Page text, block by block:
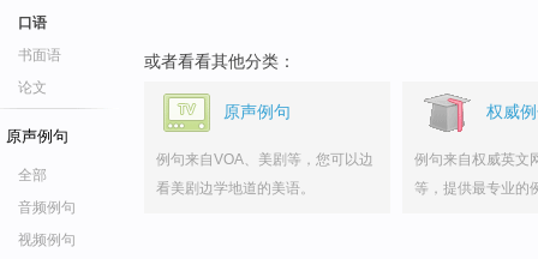
口语
书面语
论文
原声例句
全部
音频例句
视频例句
或者看看其他分类：
原声例句
例句来自VOA、美剧等，您可以边
看美剧边学地道的美语。
权威
例句来自权威英文
等，提供最专业的